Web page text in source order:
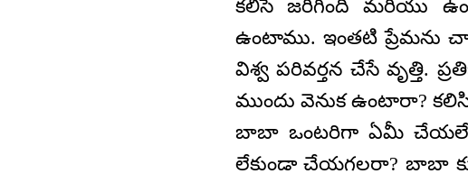
కలిసే జరిగింది మరియు
ఉంటాము. ఇంతటి ప్రేమను
విశ్వ పరివర్తన చేసే వృత్తి.
ముందు వెనుక ఉంటారా?
బాబా ఒంటరిగా ఏమీ
లేకుండా చేయగలరా? బాబా